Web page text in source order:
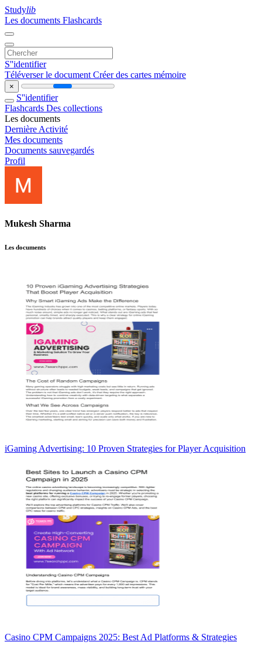
Studylib
Les documents Flashcards
S''identifier
Téléverser le document Créer des cartes mémoire
×
S''identifier
Flashcards Des collections
Les documents
Dernière Activité
Mes documents
Documents sauvegardés
Profil
Mukesh Sharma
Les documents
iGaming Advertising: 10 Proven Strategies for Player Acquisition
Casino CPM Campaigns 2025: Best Ad Platforms & Strategies